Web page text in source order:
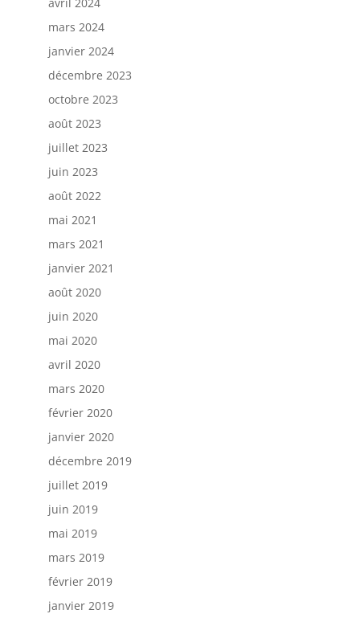
mars 2024
janvier 2024
décembre 2023
octobre 2023
août 2023
juillet 2023
juin 2023
août 2022
mai 2021
mars 2021
janvier 2021
août 2020
juin 2020
mai 2020
avril 2020
mars 2020
février 2020
janvier 2020
décembre 2019
juillet 2019
juin 2019
mai 2019
mars 2019
février 2019
janvier 2019